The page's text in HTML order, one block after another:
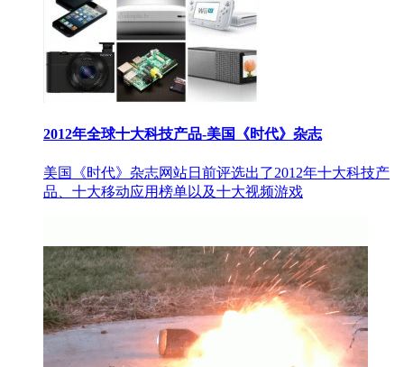
2012年全球十大科技产品-美国《时代》杂志
美国《时代》杂志网站日前评选出了2012年十大科技产
品、十大移动应用榜单以及十大视频游戏